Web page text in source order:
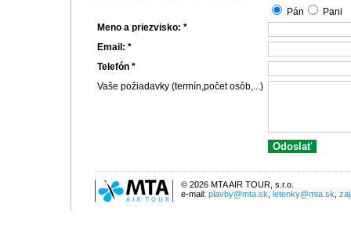
Pán
Pani
Meno a priezvisko: *
Email: *
Telefón *
Vaše požiadavky (termín,počet osôb,...)
© 2026 MTA AIR TOUR, s.r.o.
e-mail: plavby@mta.sk letenky@mta.sk